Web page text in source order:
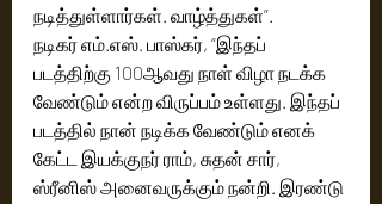
நடித்துள்ளார்கள். வாழ்த்துகள்”.
நடிகர் எம்.எஸ். பாஸ்கர், “இந்தப்
படத்திற்கு 100ஆவது நாள் விழா நடக்க
வேண்டும் என்ற விருப்பம் உள்ளது. இந்தப்
படத்தில் நான் நடிக்க வேண்டும் எனக்
கேட்ட இயக்குநர் ராம், சுதன் சார்,
ஸ்ரீனிஸ் அனைவருக்கும் நன்றி. இரண்டு